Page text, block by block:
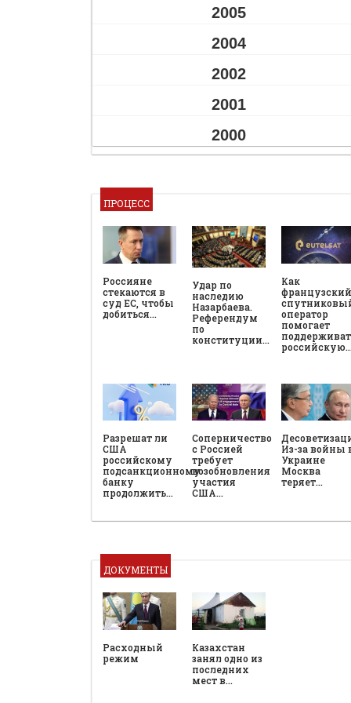
2005
2004
2002
2001
2000
ПРОЦЕСС
Россияне
стекаются в
суд ЕС, чтобы
добиться…
Удар по
наследию
Назарбаева.
Референдум
по
конституции…
Как
французский
оператор
помогает
российскую…
Разрешат ли
США
российскому
подсанкционному
банку
продолжить…
Соперничество
с Россией
требует
возобновления
участия
США…
Из-за войны
Украине
Москва
теряет…
ДОКУМЕНТЫ
Расходный
режим
Казахстан
занял одно из
последних
мест в…